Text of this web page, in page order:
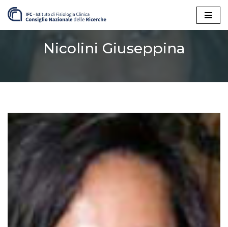
Vai
contenutoNicolini Giuseppina